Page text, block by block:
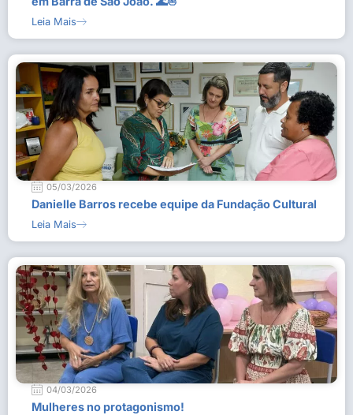
Leia Mais
05/03/2026
Danielle Barros recebe equipe da Fundação Cultural
Leia Mais
04/03/2026
Mulheres no protagonismo!